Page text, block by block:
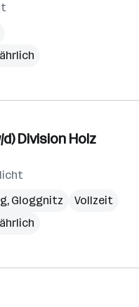
Division Holz
, Gloggnitz
Vollzeit